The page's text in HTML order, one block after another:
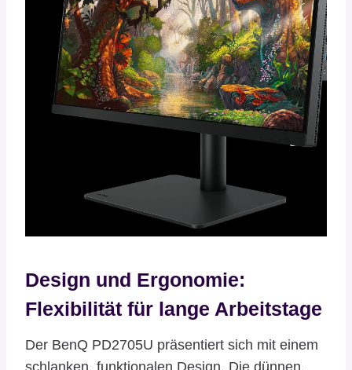
Design und Ergonomie:
Flexibilität für lange Arbeitstage
Der BenQ PD2705U präsentiert sich mit einem
schlanken, funktionalen Design. Die dünnen,